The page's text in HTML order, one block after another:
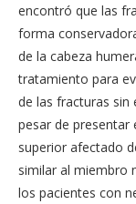
encontró que las
forma
de la cabeza
tratamiento para
de las fracturas
pesar de presentar
superior afectado
similar al miembro
los pacientes con